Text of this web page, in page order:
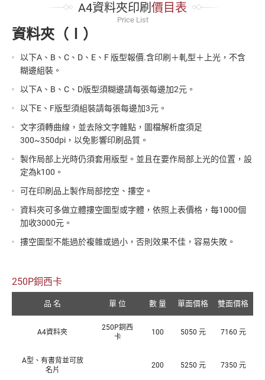
A4資料夾印刷 價目表
Price List
資料夾（Ⅰ）
以下A、B、C、D、E、F 版型報價.含印刷＋軋型＋上光，不含
糊邊組裝。
以下A、B、C、D版型須糊邊請每張每邊加2元。
以下E、F版型須組裝請每張每邊加3元。
文字須轉曲線，並去除文字雜點，圖檔解析度須足
300~350dpi，以免影響印刷品質。
製作局部上光時仍須套用版型。並且在要作局部上光的位置，設
定為k100。
可在印刷品上製作局部挖空、摟空。
資料夾可多做立體摟空圖型或字體，依照上表價格，每1000個
加收3000元。
摟空圖型不能過於複雜或過小，否則效果不佳，容易失敗。
250P銅西卡
品 名 單 位 數 量 單面價格 雙面價格
A4資料夾
250P銅西
卡
100 5050 元 7160 元
A型、有書背並可放
名片
200 5250 元 7350 元